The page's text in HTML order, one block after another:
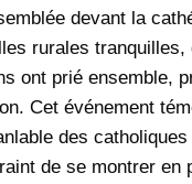
devant la
rurales tranquilles,
ont prié ensemble,
Cet événement
des
de se montrer en